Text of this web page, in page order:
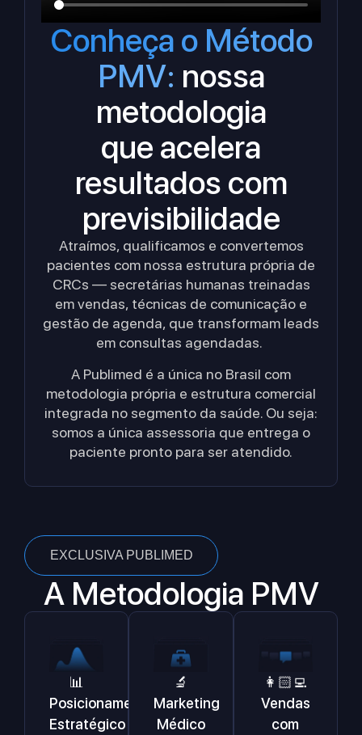
Conheça o Método
PMV: nossa
metodologia
que acelera
resultados com
previsibilidade
Atraímos, qualificamos e convertemos
pacientes com nossa estrutura própria de
CRCs — secretárias humanas treinadas
em vendas, técnicas de comunicação e
gestão de agenda, que transformam leads
em consultas agendadas.
A Publimed é a única no Brasil com
metodologia própria e estrutura comercial
integrada no segmento da saúde. Ou seja:
somos a única assessoria que entrega o
paciente pronto para ser atendido.
EXCLUSIVA PUBLIMED
A Metodologia PMV
📊
Posicionamento
Estratégico
🔬
Marketing
Médico
👩🏻‍💻
Vendas
com